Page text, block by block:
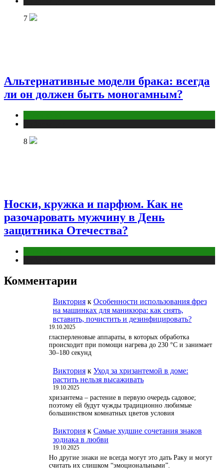
7
Альтернативные модели брака: всегда
ли он должен быть моногамным?
8
Носки, кружка и парфюм. Как не
разочаровать мужчину в День
защитника Отечества?
Комментарии
Виктория к Особенности использования фрез
на машинках для маникюра: как снять,
вставить, почистить и дезинфицировать?
19.10.2025
гласперленовые аппараты, в которых обработка
происходит при помощи нагрева до 230 °С и занимает
30–180 секунд
Виктория к Уход за хризантемой в доме:
растить нельзя высаживать
19.10.2025
хризантема – растение в первую очередь садовое;
поэтому ей будут чужды традиционно любимые
большинством комнатных цветов условия
Виктория к Самые худшие сочетания знаков
зодиака в любви
19.10.2025
Но другие знаки не всегда могут это дать Раку и могут
считать их слишком “эмоциональными”.